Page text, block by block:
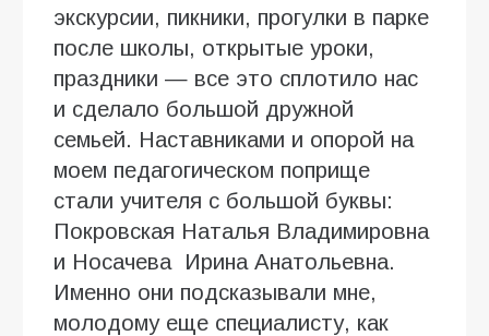
экскурсии, пикники, прогулки в парке
после школы, открытые уроки,
праздники — все это сплотило нас
и сделало большой дружной
семьей. Наставниками и опорой на
моем педагогическом поприще
стали учителя с большой буквы:
Покровская Наталья Владимировна
и Носачева Ирина Анатольевна.
Именно они подсказывали мне,
молодому еще специалисту, как